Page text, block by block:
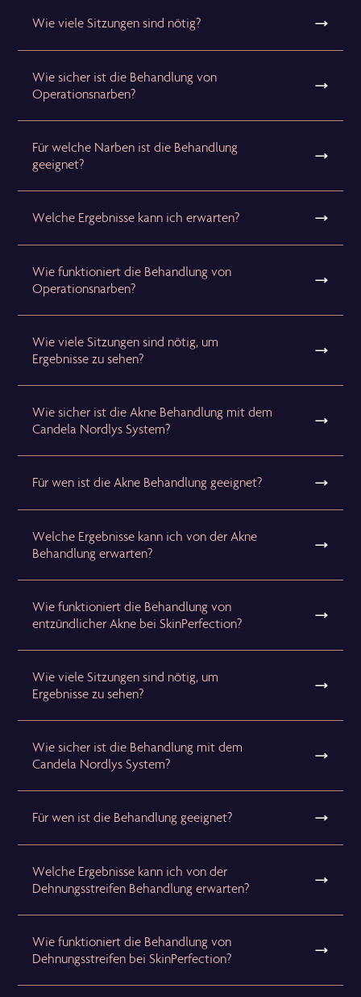
Wie viele Sitzungen sind nötig?
Wie sicher ist die Behandlung von
Operationsnarben?
Für welche Narben ist die Behandlung
geeignet?
Welche Ergebnisse kann ich erwarten?
Wie funktioniert die Behandlung von
Operationsnarben?
Wie viele Sitzungen sind nötig, um
Ergebnisse zu sehen?
Wie sicher ist die Akne Behandlung mit dem
Candela Nordlys System?
Für wen ist die Akne Behandlung geeignet?
Welche Ergebnisse kann ich von der Akne
Behandlung erwarten?
Wie funktioniert die Behandlung von
entzündlicher Akne bei SkinPerfection?
Wie viele Sitzungen sind nötig, um
Ergebnisse zu sehen?
Wie sicher ist die Behandlung mit dem
Candela Nordlys System?
Für wen ist die Behandlung geeignet?
Welche Ergebnisse kann ich von der
Dehnungsstreifen Behandlung erwarten?
Wie funktioniert die Behandlung von
Dehnungsstreifen bei SkinPerfection?